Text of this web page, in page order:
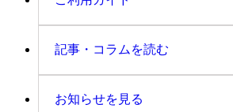
記事・コラムを読む
お知らせを見る